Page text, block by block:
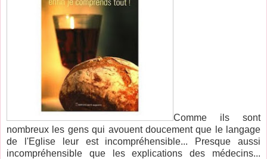
Comme ils sont
nombreux les gens qui avouent doucement que le langage
de l'Eglise leur est incompréhensible... Presque aussi
incompréhensible que les explications des médecins...